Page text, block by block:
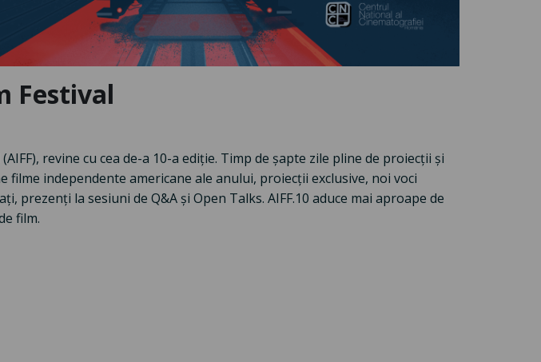
Festival
revine cu cea de-a 10-a ediție. Timp de șapte zile pline de proiecții și
independente americane ale anului, proiecții exclusive, noi voci
la sesiuni de Q&A și Open Talks. AIFF.10 aduce mai aproape de
film.